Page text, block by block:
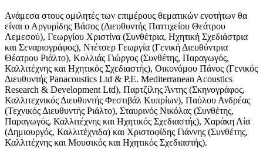
Ανάμεσα στους ομιλητές των επιμέρους θεματικών ενοτήτων θα
είναι ο Αργυρίδης Βάσος (Διευθυντής Παττιχείου Θεάτρου
Λεμεσού), Γεωργίου Χριστίνα (Συνθέτρια, Ηχητική Σχεδιάστρια
και Σεναριογράφος), Ντέτσερ Γεωργία (Γενική Διευθύντρια
Θέατρου Ριάλτο), Κολλιάς Γιώργος (Συνθέτης, Παραγωγός,
Καλλιτέχνης και Ηχητικός Σχεδιαστής), Οικονόμου Πάνος (Γενικός
Διευθυντής Panacoustics Ltd & P.E. Mediterranean Acoustics
Research & Development Ltd), Παρτζίλης Άντης (Σκηνογράφος,
Καλλιτεχνικός Διευθυντής Φεστιβάλ Κυπρίων), Παύλου Ανδρέας
(Τεχνικός Διευθυντής Ριάλτο), Σταυρινός Νικόλας (Συνθέτης,
Παραγωγός, Καλλιτέχνης και Ηχητικός Σχεδιαστής), Χαράκη Λία
(Δημιουργός, Καλλιτέχνιδα) και Χριστοφίδης Γιάννης (Συνθέτης,
Καλλιτέχνης και Μουσικός και Ηχητικός Σχεδιαστής).